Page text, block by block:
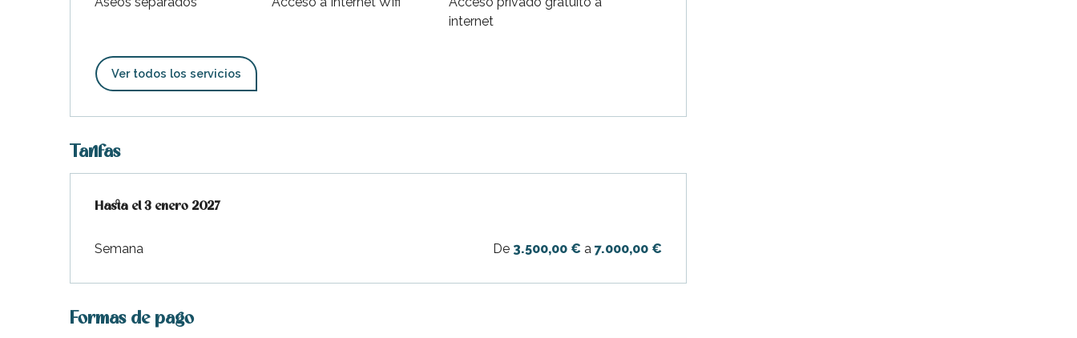
internet
Ver todos los servicios
Tarifas
Desde 1 enero 2026hasta
Hasta el3 enero 2027
Semana De 3.500,00 € a7.000,00 €
Formas de pago